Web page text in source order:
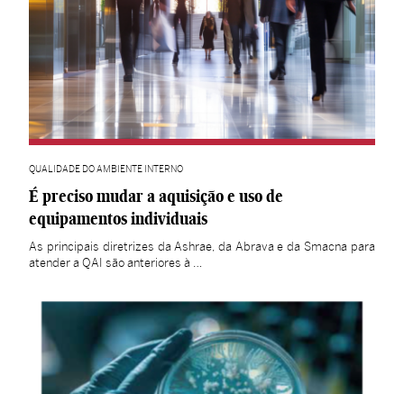
QUALIDADE DO AMBIENTE INTERNO
É preciso mudar a aquisição e uso de
equipamentos individuais
As principais diretrizes da Ashrae, da Abrava e da Smacna para
atender a QAI são anteriores à …